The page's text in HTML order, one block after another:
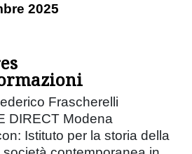
2025
Frascherelli
DIRECT Modena
Istituto per la storia della